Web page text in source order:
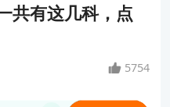
共有这几科，点
5754